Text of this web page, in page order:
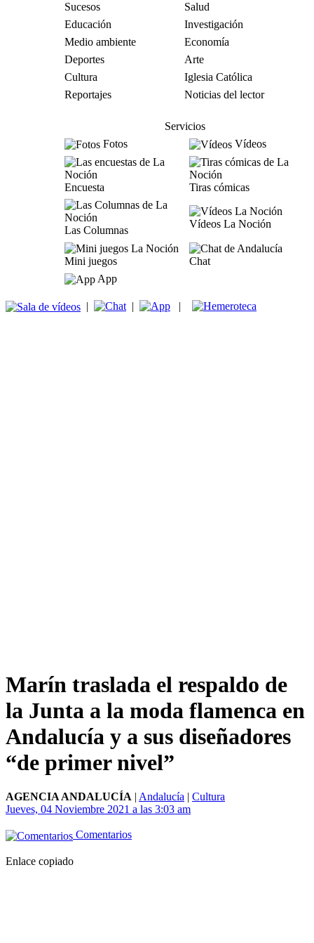
Sucesos
Salud
Educación
Investigación
Medio ambiente
Economía
Deportes
Arte
Cultura
Iglesia Católica
Reportajes
Noticias del lector
Servicios
Fotos
Vídeos
Encuesta Tiras cómicas
Las Columnas
Vídeos La Noción
Mini juegos
Chat
App
| | |
Marín traslada el respaldo de
la Junta a la moda flamenca en
Andalucía y a sus diseñadores
“de primer nivel”
AGENCIA ANDALUCÍA | Andalucía | Cultura
Jueves, 04 Noviembre 2021 a las 3:03 am
Comentarios
Enlace copiado